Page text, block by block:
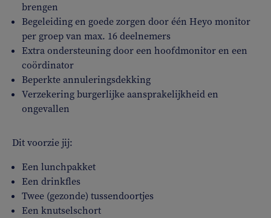
brengen
Begeleiding en goede zorgen door één Heyo monitor
per groep van max. 16 deelnemers
Extra ondersteuning door een hoofdmonitor en een
coördinator
Beperkte annuleringsdekking
Verzekering burgerlijke aansprakelijkheid en
ongevallen
Dit voorzie jij:
Een lunchpakket
Een drinkfles
Twee (gezonde) tussendoortjes
Een knutselschort